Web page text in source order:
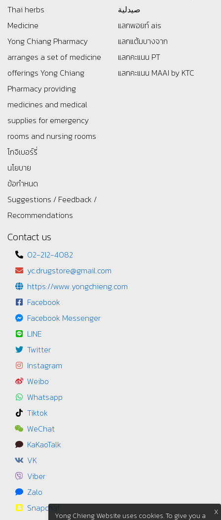
Thai herbs
Medicine
Yong Chiang Pharmacy
arranges a set of medicine
offerings Yong Chiang
Pharmacy providing
medicines and medical
supplies for emergency
rooms and nursing rooms
โกจิเบอร์รี่
นโยบาย
ข้อกำหนด
Suggestions / Feedback /
Recommendations
صيدلية
แลกพอยท์ ais
แลกแต้มบางจาก
แลกคะแนน PT
แลกคะแนน MAAI by KTC
Contact us
02-212-4082
yc.drugstore@gmail.com
https://www.yongchieng.com
Facebook
Facebook Messenger
LINE
Twitter
Instagram
Weibo
Whatsapp
Tiktok
WeChat
KaKaoTalk
VK
Viber
Zalo
Snapchat
X
Yong Chieng Website uses cookies. To give you a